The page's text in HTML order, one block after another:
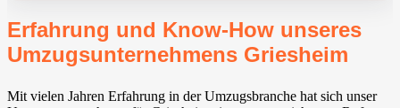
Erfahrung und Know-How unseres
Umzugsunternehmens Griesheim
Mit vielen Jahren Erfahrung in der Umzugsbranche hat sich unser